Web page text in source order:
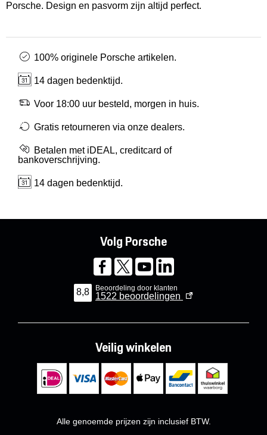
Porsche. Design en pasvorm zijn altijd perfect.
100% originele Porsche artikelen.
14 dagen bedenktijd.
Voor 18:00 uur besteld, morgen in huis.
Gratis retourneren via onze dealers.
Betalen met iDEAL, creditcard of
bankoverschrijving.
14 dagen bedenktijd.
Volg Porsche
8,8 Beoordeling door klanten
1522 beoordelingen
Veilig winkelen
Alle genoemde prijzen zijn inclusief BTW.